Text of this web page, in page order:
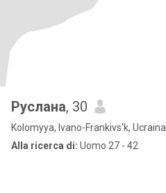
Руслана, 30
Kolomyya, Ivano-Frankivs'k, Ucraina
Alla ricerca di: Uomo 27 - 42